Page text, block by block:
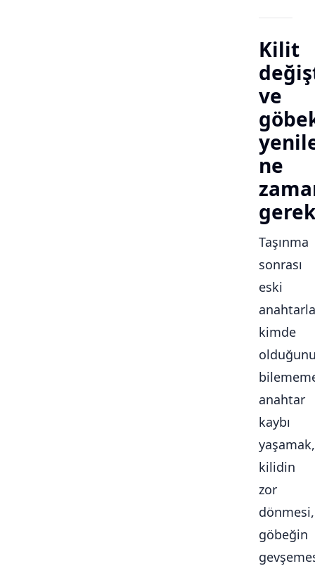
Kilit
ve
ne
Taşınma
sonrası
eski
kimde
anahtar
kaybı
yaşamak,
kilidin
zor
dönmesi,
göbeğin